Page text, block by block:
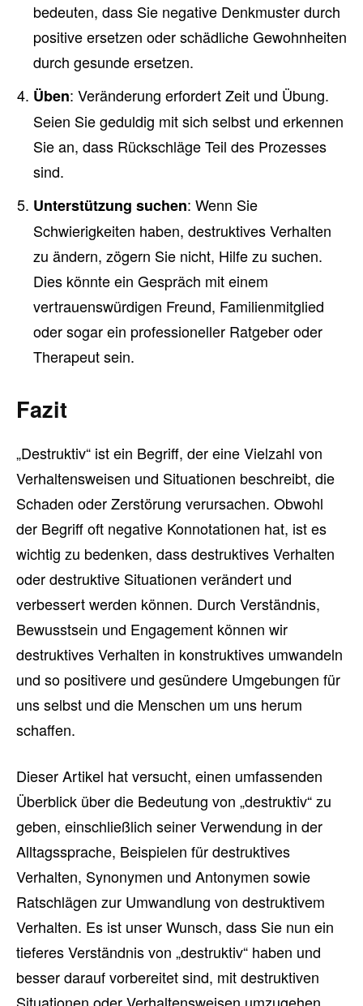
bedeuten, dass Sie negative Denkmuster durch
positive ersetzen oder schädliche Gewohnheiten
durch gesunde ersetzen.
Üben: Veränderung erfordert Zeit und Übung.
Seien Sie geduldig mit sich selbst und erkennen
Sie an, dass Rückschläge Teil des Prozesses
sind.
Unterstützung suchen: Wenn Sie
Schwierigkeiten haben, destruktives Verhalten
zu ändern, zögern Sie nicht, Hilfe zu suchen.
Dies könnte ein Gespräch mit einem
vertrauenswürdigen Freund, Familienmitglied
oder sogar ein professioneller Ratgeber oder
Therapeut sein.
Fazit
„Destruktiv“ ist ein Begriff, der eine Vielzahl von
Verhaltensweisen und Situationen beschreibt, die
Schaden oder Zerstörung verursachen. Obwohl
der Begriff oft negative Konnotationen hat, ist es
wichtig zu bedenken, dass destruktives Verhalten
oder destruktive Situationen verändert und
verbessert werden können. Durch Verständnis,
Bewusstsein und Engagement können wir
destruktives Verhalten in konstruktives umwandeln
und so positivere und gesündere Umgebungen für
uns selbst und die Menschen um uns herum
schaffen.
Dieser Artikel hat versucht, einen umfassenden
Überblick über die Bedeutung von „destruktiv“ zu
geben, einschließlich seiner Verwendung in der
Alltagssprache, Beispielen für destruktives
Verhalten, Synonymen und Antonymen sowie
Ratschlägen zur Umwandlung von destruktivem
Verhalten. Es ist unser Wunsch, dass Sie nun ein
tieferes Verständnis von „destruktiv“ haben und
besser darauf vorbereitet sind, mit destruktiven